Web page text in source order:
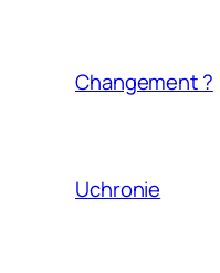
Changement ?
Uchronie